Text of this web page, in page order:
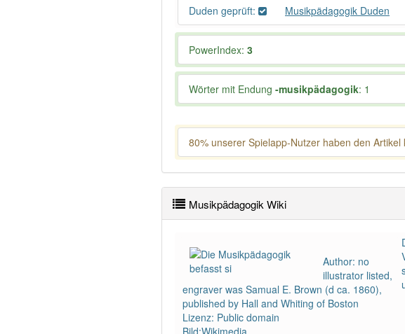
Duden geprüft: Musikpädagogik Duden
PowerIndex: 3
Wörter mit Endung -musikpädagogik: 1
80% unserer Spielapp-Nutzer haben den Artikel
Musikpädagogik Wiki
Author: no
illustrator listed,
engraver was Samual E. Brown (d ca. 1860),
published by Hall and Whiting of Boston
Lizenz: Public domain
Bild:Wikimedia